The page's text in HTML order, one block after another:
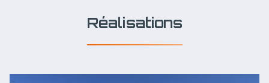
Réalisations